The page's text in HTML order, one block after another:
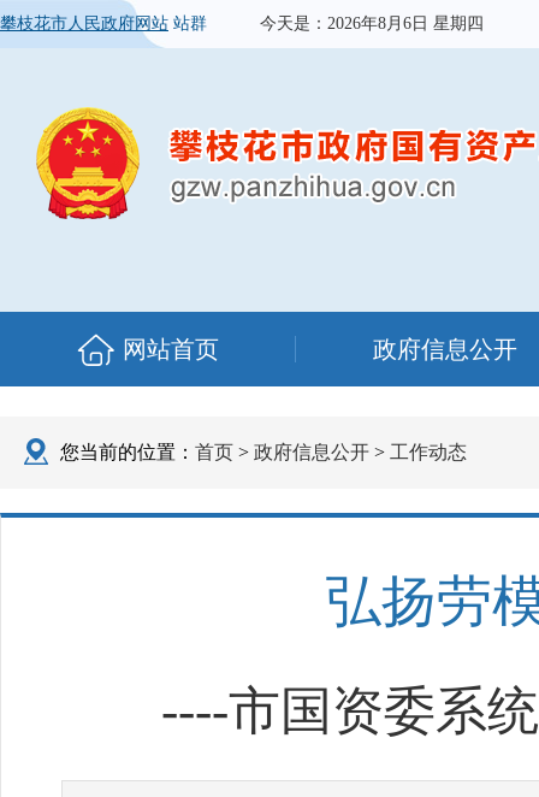
攀枝花市人民政府网站 站群 今天是： 2026年8月6日 星期四
网站首页 政府信息公开
您当前的位置： 首页 > 政府信息公开 > 工作动态
弘扬劳
----市国资委系